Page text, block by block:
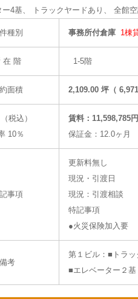
ー4基、 トラックヤードあり、 全
種別 事務所付倉庫 1棟
在 階 1-5階
面積 2,109.00 坪（
税込）
10％
賃料：
保証金：12.0ヶ
事項
更新料無し
現況・引渡日
現況：引渡相談
特記事項
●火災保険加入要
備考
第１ビル：■トラ
■エレベーター２基